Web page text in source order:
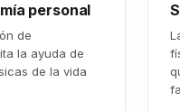
personal
de
la ayuda de
de la vida